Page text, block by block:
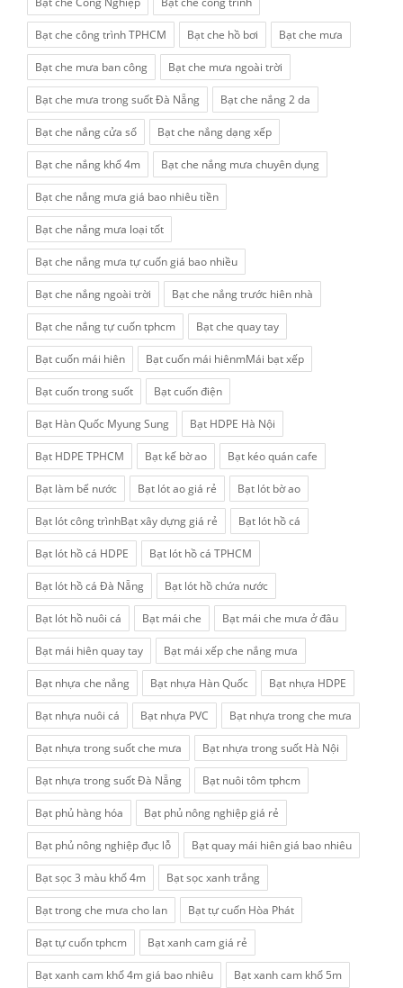
Bạt che công trình TPHCM Bạt che hồ bơi Bạt che mưa
Bạt che mưa ban công Bạt che mưa ngoài trời
Bạt che mưa trong suốt Đà Nẵng Bạt che nắng 2 da
Bạt che nắng cửa sổ Bạt che nắng dạng xếp
Bạt che nắng khổ 4m Bạt che nắng mưa chuyên dụng
Bạt che nắng mưa giá bao nhiêu tiền
Bạt che nắng mưa loại tốt
Bạt che nắng mưa tự cuốn giá bao nhiều
Bạt che nắng ngoài trời Bạt che nắng trước hiên nhà
Bạt che nắng tự cuốn tphcm Bạt che quay tay
Bạt cuốn mái hiên Bạt cuốn mái hiênmMái bạt xếp
Bạt cuốn trong suốt Bạt cuốn điện
Bạt Hàn Quốc Myung Sung Bạt HDPE Hà Nội
Bạt HDPE TPHCM Bạt kế bờ ao Bạt kéo quán cafe
Bạt làm bể nước Bạt lót ao giá rẻ Bạt lót bờ ao
Bạt lót công trìnhBạt xây dựng giá rẻ Bạt lót hồ cá
Bạt lót hồ cá HDPE Bạt lót hồ cá TPHCM
Bạt lót hồ cá Đà Nẵng Bạt lót hồ chứa nước
Bạt lót hồ nuôi cá Bạt mái che Bạt mái che mưa ở đâu
Bạt mái hiên quay tay Bạt mái xếp che nắng mưa
Bạt nhựa che nắng Bạt nhựa Hàn Quốc Bạt nhựa HDPE
Bạt nhựa nuôi cá Bạt nhựa PVC Bạt nhựa trong che mưa
Bạt nhựa trong suốt che mưa Bạt nhựa trong suốt Hà Nội
Bạt nhựa trong suốt Đà Nẵng Bạt nuôi tôm tphcm
Bạt phủ hàng hóa Bạt phủ nông nghiệp giá rẻ
Bạt phủ nông nghiệp đục lỗ Bạt quay mái hiên giá bao nhiêu
Bạt sọc 3 màu khổ 4m Bạt sọc xanh trắng
Bạt trong che mưa cho lan Bạt tự cuốn Hòa Phát
Bạt tự cuốn tphcm Bạt xanh cam giá rẻ
Bạt xanh cam khổ 4m giá bao nhiêu Bạt xanh cam khổ 5m